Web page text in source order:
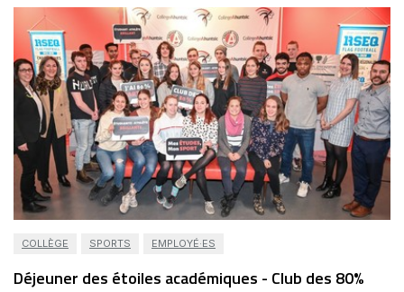
COLLÈGE SPORTS EMPLOYÉ·ES
Déjeuner des étoiles académiques - Club des 80%